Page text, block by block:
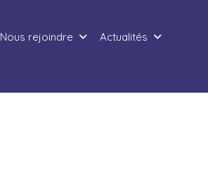
Nous rejoindre Actualités